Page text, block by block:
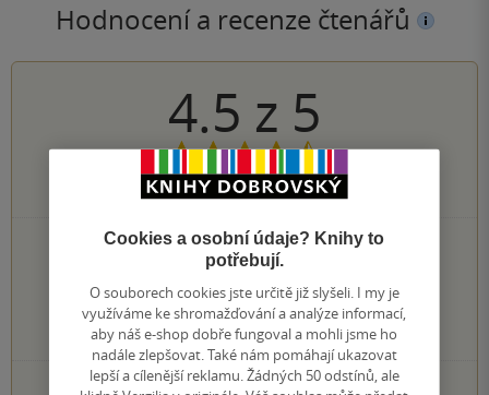
Hodnocení a recenze čtenářů
4.5 z 5
338hodnocení čtenářů
221×
5 hvězdiček
79×
4 hvězdičky
28×
3 hvězdičky
9×
2 hvězdičky
1×
1 hvezdička
PŘIDEJTE SVÉ HODNOCENÍ KNIHY
Cookies a osobní údaje? Knihy to
potřebují.
O souborech cookies jste určitě již slyšeli. I my je
využíváme ke shromažďování a analýze informací,
aby náš e-shop dobře fungoval a mohli jsme ho
nadále zlepšovat. Také nám pomáhají ukazovat
lepší a cílenější reklamu. Žádných 50 odstínů, ale